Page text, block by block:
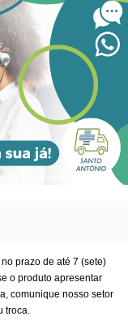
prazo de até 7 (sete)
o produto apresentar
comunique nosso setor
troca.